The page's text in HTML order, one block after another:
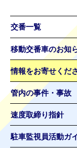
交番一覧
移動交番車のお知
情報をお寄せくだ
管内の事件・事故
速度取締り指針
駐車監視員活動ガ